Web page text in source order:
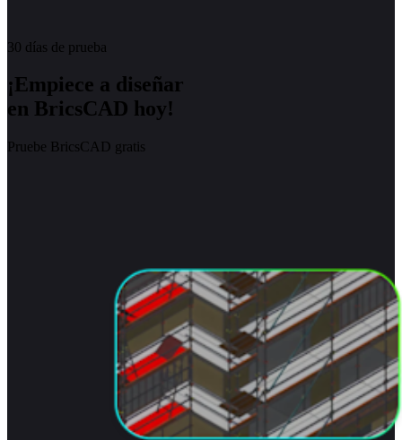
30 días de prueba
¡Empiece a diseñar
en BricsCAD hoy!
Pruebe BricsCAD gratis